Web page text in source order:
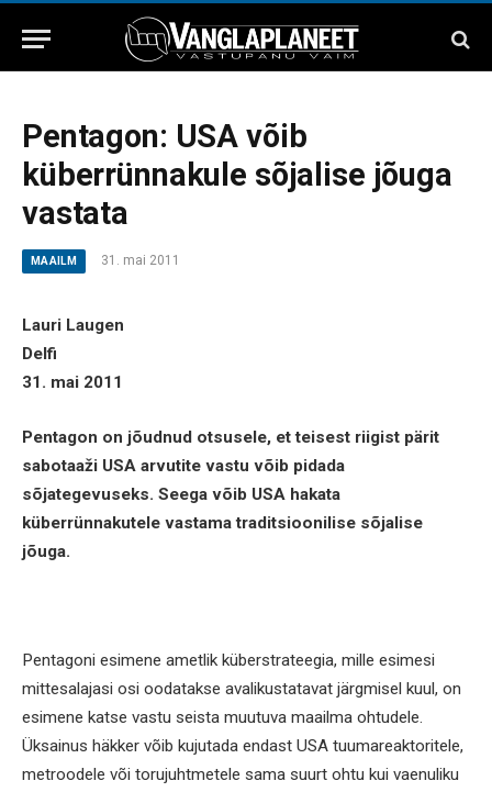
Pentagon: USA võib
küberrünnakule sõjalise jõuga
vastata
MAAILM 31. mai 2011
Lauri Laugen
Delfi
31. mai 2011
Pentagon on jõudnud otsusele, et teisest riigist pärit
sabotaaži USA arvutite vastu võib pidada
sõjategevuseks. Seega võib USA hakata
küberrünnakutele vastama traditsioonilise sõjalise
jõuga.
Pentagoni esimene ametlik küberstrateegia, mille esimesi
mittesalajasi osi oodatakse avalikustatavat järgmisel kuul, on
esimene katse vastu seista muutuva maailma ohtudele.
Üksainus häkker võib kujutada endast USA tuumareaktoritele,
metroodele või torujuhtmetele sama suurt ohtu kui vaenuliku